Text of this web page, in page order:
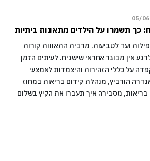
05/
כך תשמרו על הילדים מתאונות ביתיות
ועד לטביעות. מרבית התאונות קורות
אין מבוגר אחראי שישגיח. לעיתים הזמן
על כללי הזהירות והיצמדות לאמצעי
הורביץ, מנהלת קידום בריאות במחוז
בריאות, מסבירה איך תעברו את הקיץ בשלום